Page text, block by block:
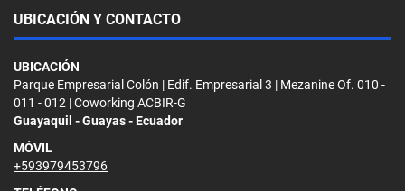
UBICACIÓN Y CONTACTO
UBICACIÓN
Parque Empresarial Colón | Edif. Empresarial 3 | Mezanine Of. 010 -
011 - 012 | Coworking ACBIR-G
Guayaquil - Guayas - Ecuador
MÓVIL
+593979453796